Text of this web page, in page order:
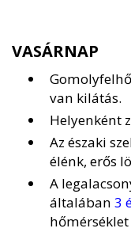
VASÁRNAP
van kilátás.
Helyenként
Az északi
élénk, erős
A
általában 3
hőmérséklet